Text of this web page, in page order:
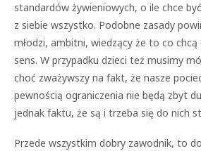
standardów żywieniowych, o ile chce
z siebie wszystko. Podobne zasady
młodzi, ambitni, wiedzący że to co chcą
sens. W przypadku dzieci też musimy
choć zważywszy na fakt, że nasze
pewnością ograniczenia nie będą zbyt
jednak faktu, że są i trzeba się do nich
Przede wszystkim dobry zawodnik, to